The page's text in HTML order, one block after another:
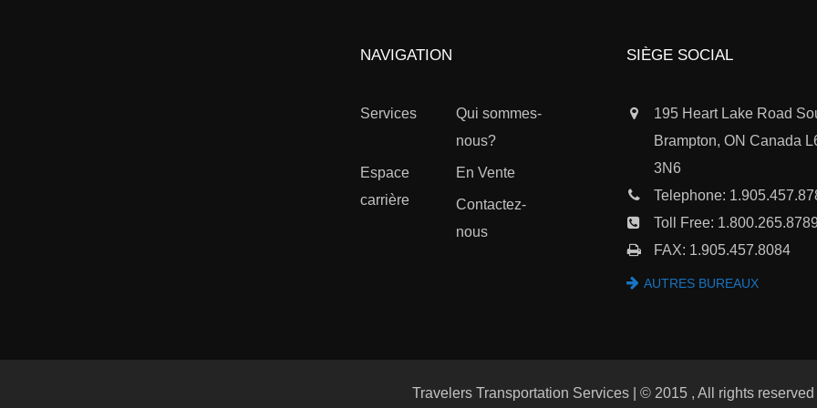
NAVIGATION
Services
Qui sommes-
nous?
Espace
carrière
En Vente
Contactez-
nous
SIÈGE SOCIAL
195 Heart Lake Road
Brampton, ON Canada
3N6
Telephone:
Toll Free: 1.800.265.8789
FAX: 1.905.457.8084
AUTRES BUREAUX
Travelers Transportation Services | © 2015 , All rights reserved